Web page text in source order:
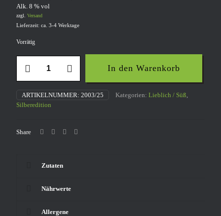
Alk. 8 % vol
zzgl. Versand
Lieferzeit: ca. 3-4 Werktage
Vorrätig
Menge
In den Warenkorb
ARTIKELNUMMER: 2003/25 Kategorien: Lieblich / Süß,
Silberedition
Share
Zutaten
Nährwerte
Allergene